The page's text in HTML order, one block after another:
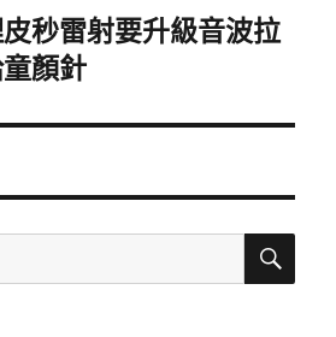
秒雷射要升級音波拉
顏針
搜